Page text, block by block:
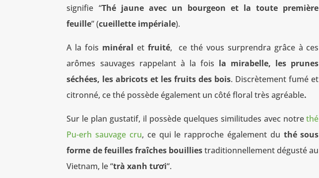
signifie “Thé jaune avec un bourgeon et la toute première
feuille” (cueillette impériale).
A la fois minéral et fruité, ce thé vous surprendra grâce à ces
arômes sauvages rappelant à la fois la mirabelle, les prunes
séchées, les abricots et les fruits des bois. Discrètement fumé et
citronné, ce thé possède également un côté floral très agréable.
Sur le plan gustatif, il possède quelques similitudes avec notrethé
Pu-erh sauvage cru, ce qui le rapproche également du thé sous
forme de feuilles fraîches bouilliestraditionnellement dégusté au
Vietnam, le “trà xanh tươi“.